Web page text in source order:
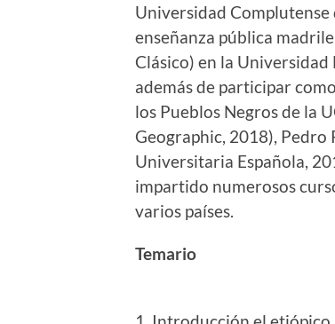
Universidad
enseñanza pública
Clásico) en la Universidad
además de participar
los Pueblos Negros de la
Geographic, 2018), Pedro
Universitaria Española,
impartido numerosos
varios países.
Temario